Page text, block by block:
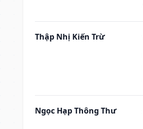
Thập Nhị Kiến Trừ
Ngọc Hạp Thông Thư